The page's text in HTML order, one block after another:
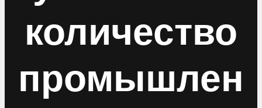
количество
промышлен